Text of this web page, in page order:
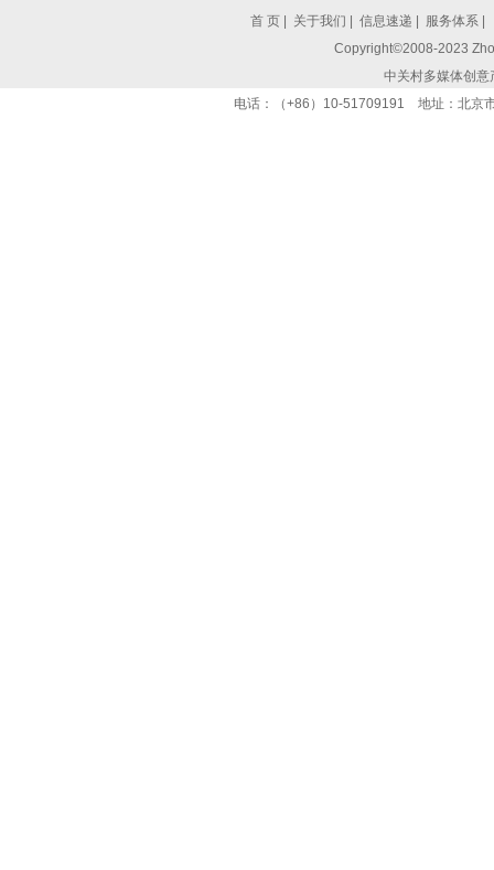
首 页 关于我们 信息速递 服务体系
Copyright©2008-2023
中关村多媒体创
电话：（+86）10-51709191 地址：北京